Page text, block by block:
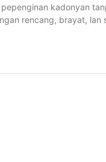
kadonyan
rencang, brayat, lan